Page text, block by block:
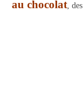
au chocolat, des